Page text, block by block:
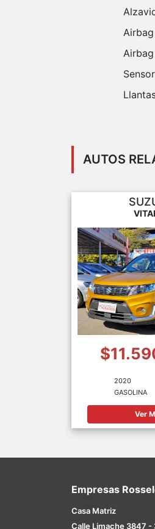
AUTOS
2020
GASOLINA
Ver
Empresas
Casa Matriz
Calle Limache 3847 -